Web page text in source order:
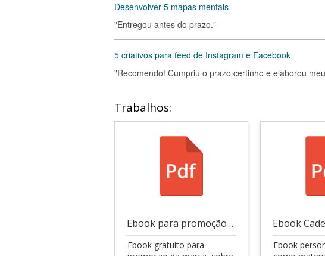
Desenvolver 5 mapas mentais
"Entregou antes do prazo."
5 criativos para feed de Instagram e Facebook
"Recomendo! Cumpriu o prazo certinho e elaborou
Trabalhos:
Ebook para promoção da marca
Ebook gratuito para
Ebook